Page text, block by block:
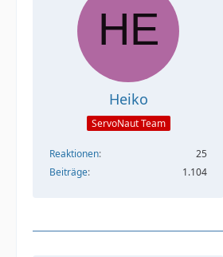
Heiko
ServoNaut Team
Reaktionen
25
Beiträge
1.104